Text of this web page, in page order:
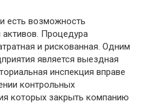
есть возможность
активов. Процедура
и рискованная. Одним
является выездная
инспекция вправе
контрольных
которых закрыть компанию